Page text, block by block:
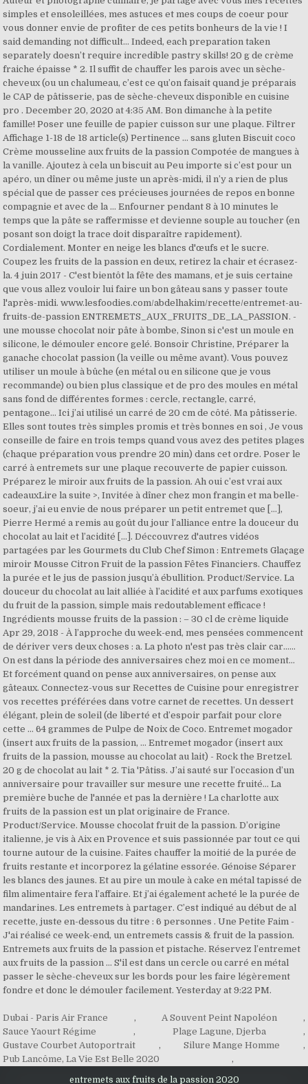
Dubai - Paris Air France , A Souvent Peint Napoléon
,
Sauce Yaourt Régime
, Plage Lagune, Djerba
,
Gustave Courbet Autoportrait
, Silure Mange Homme
,
Pub Lancôme, La Vie Est Belle 2020
,
entremets aux fruits de la passion 2020